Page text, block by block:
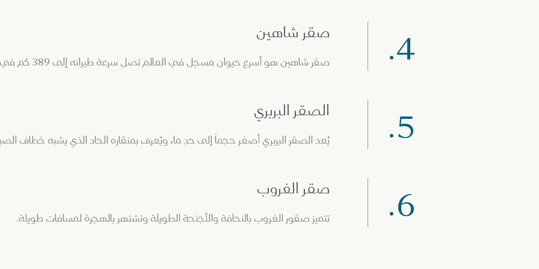
4. صقر شاهين
صقر شاهين هو أسرع حيوان مسجل في العالم تصل سرعة طيرانه إلى 389 كم في الساعة.
5. الصقر البربري
يُعد الصقر البربري أصغر حجماً إلى حدٍ ما، ويُعرف بمنقاره الحاد الذي يشبه خطاف
6. صقر الغروب
تتميز صقور الغروب بالنحافة والأجنحة الطويلة وتشتهر بالهجرة لمسافات طويلة.